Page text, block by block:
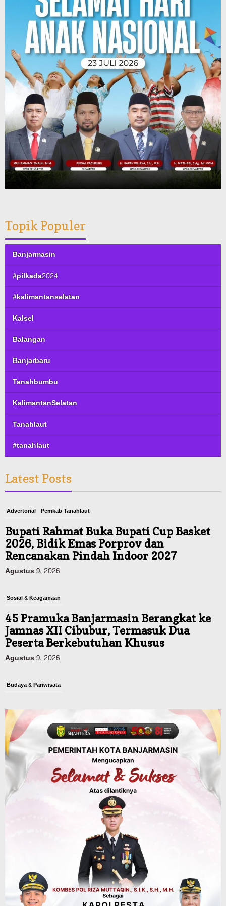
Topik Populer
Banjarmasin
#pilkada2024
#kalimantanselatan
Kalsel
Balangan
Banjarbaru
Tanahbumbu
KalimantanSelatan
Tanahlaut
#tanahlaut
Latest Posts
Advertorial Pemkab Tanahlaut
Bupati Rahmat Buka Bupati Cup Basket
2026, Bidik Emas Porprov dan
Rencanakan Pindah Indoor 2027
Agustus 9, 2026
Sosial & Keagamaan
45 Pramuka Banjarmasin Berangkat ke
Jamnas XII Cibubur, Termasuk Dua
Peserta Berkebutuhan Khusus
Agustus 9, 2026
Budaya & Pariwisata
Belajar Sambil Lihat Satwa, Jelajah
Literasi di Taman Jahri Saleh
Agustus 9, 2026
Advertorial Dinas Kehutanan Kalsel
Api Sempat Berkobar, Karhutla di
Tahura Sultan Adam Berhasil
Pemkab Tanahlaut
Delegasi Kementerian LH Kunjungi
Tanahlaut, Bupati Rahmat Paparkan